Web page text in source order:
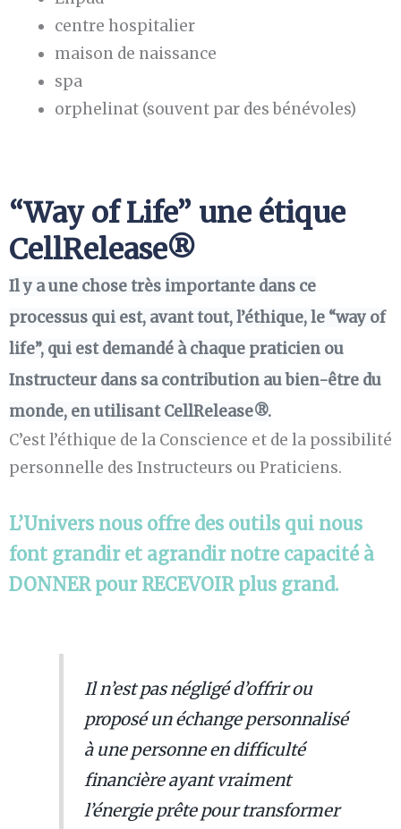
centre hospitalier
maison de naissance
spa
orphelinat (souvent par des bénévoles)
“Way of Life” une étique
CellRelease®
Il y a une chose très importante dans ce
processus qui est, avant tout, l’éthique, le “way of
life”, qui est demandé à chaque praticien ou
Instructeur dans sa contribution au bien-être du
monde, en utilisant CellRelease®.
C’est l’éthique de la Conscience et de la possibilité
personnelle des Instructeurs ou Praticiens.
L’Univers nous offre des outils qui nous
font grandir et agrandir notre capacité à
DONNER pour RECEVOIR plus grand.
Il n’est pas négligé d’offrir ou
proposé un échange personnalisé
à une personne en difficulté
financière ayant vraiment
l’énergie prête pour transformer